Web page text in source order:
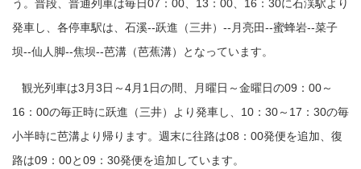
う。普段、普通列車は毎日07：00、13：00、16：30に石渓駅より
発車し、各停車駅は、石溪--跃進（三井）--月亮田--蜜蜂岩--菜子
坝--仙人脚--焦坝--芭溝（芭蕉溝）となっています。
観光列車は3月3日～4月1日の間、月曜日～金曜日の09：00～
16：00の毎正時に跃進（三井）より発車し、10：30～17：30の毎
小半時に芭溝より帰ります。週末に往路は08：00発便を追加、復
路は09：00と09：30発便を追加しています。